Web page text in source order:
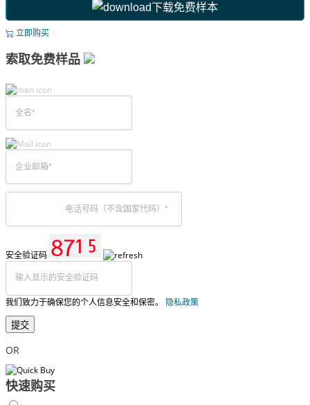
下载免费样本
立即购买
索取免费样品
安全验证码
我们致力于确保您的个人信息安全和保密。 隐私政策
提交
OR
快速购买